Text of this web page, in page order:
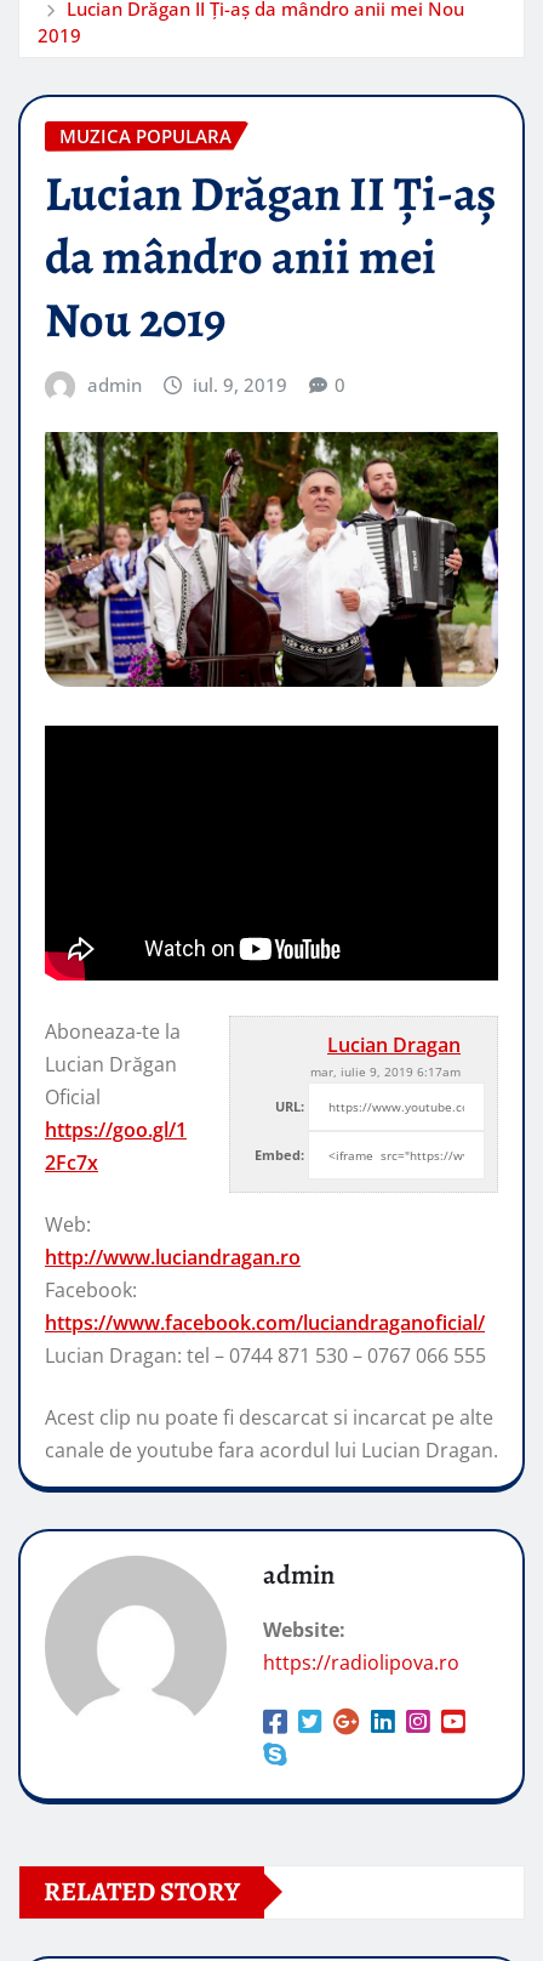
Lucian Drăgan II Ți-aș da mândro anii mei Nou
2019
MUZICA POPULARA
Lucian Drăgan II Ți-aș
da mândro anii mei
Nou 2019
admin iul. 9, 2019 0
Lucian Dragan
mar, iulie 9, 2019 6:17am
URL:
Embed:
Aboneaza-te la
Lucian Drăgan
Oficial
https://goo.gl/1
2Fc7x
Web:
http://www.luciandragan.ro
Facebook:
https://www.facebook.com/luciandraganoficial/
Lucian Dragan: tel – 0744 871 530 – 0767 066 555
Acest clip nu poate fi descarcat si incarcat pe alte
canale de youtube fara acordul lui Lucian Dragan.
admin
Website:
https://radiolipova.ro
RELATED STORY